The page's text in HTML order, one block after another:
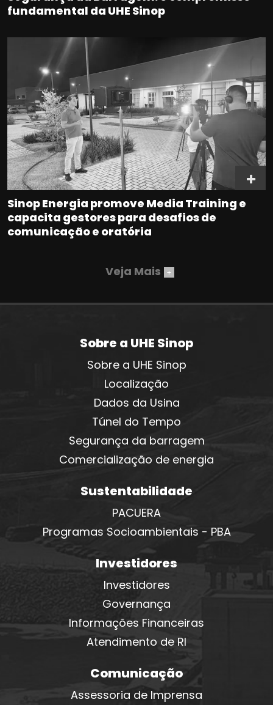
fundamental da UHE Sinop
Sinop Energia promove Media Training e
capacita gestores para desafios de
comunicação e oratória
Veja Mais +
Sobre a UHE Sinop
Sobre a UHE Sinop
Localização
Dados da Usina
Túnel do Tempo
Segurança da barragem
Comercialização de energia
Sustentabilidade
PACUERA
Programas Socioambientais - PBA
Investidores
Investidores
Governança
Informações Financeiras
Atendimento de RI
Comunicação
Assessoria de Imprensa